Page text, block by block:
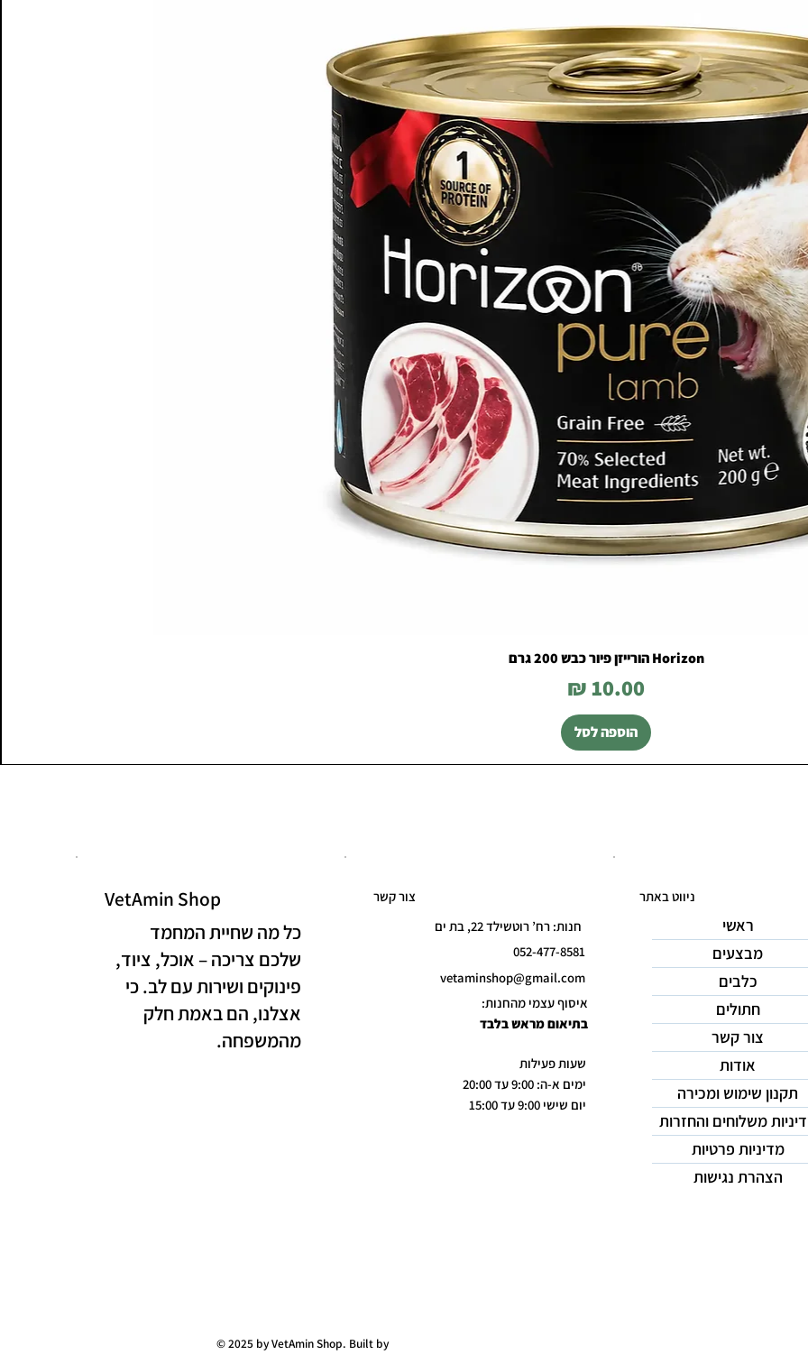
Horizon הורייזן פיור כבש 200 גרם
מחיר
הוספה לסל
VetAmin Shop
כל מה שחיית המחמד
שלכם צריכה – אוכל, ציוד,
פינוקים ושירות עם לב. כי
אצלנו, הם באמת חלק
מהמשפחה.
חנות: רח’ רוטשילד 22, בת ים
052-477-8581
vetaminshop@gmail.com
איסוף עצמי מהחנות:
בתיאום מראש בלבד
שעות פעילות
ימים א-ה: 9:00 עד 20:00
יום שישי 9:00 עד 15:00
צור קשר ניווט באתר
ראשי
מבצעים
כלבים
חתולים
צור קשר
אודות
תקנון שימוש ומכירה
משלוחים והחזרות
מדיניות פרטיות
הצהרת נגישות
© 2025 by VetAmin Shop. Built by